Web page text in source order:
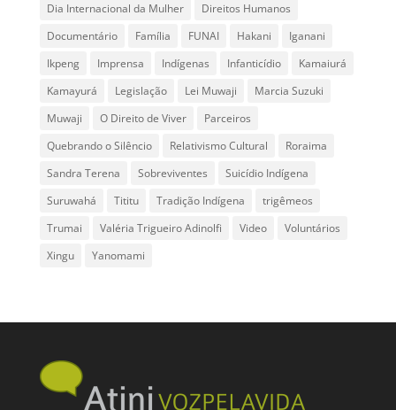
Dia Internacional da Mulher
Direitos Humanos
Documentário
Família FUNAI Hakani
Iganani
Ikpeng
Imprensa Indígenas Infanticídio
Kamaiurá
Kamayurá
Legislação Lei Muwaji
Marcia Suzuki
Muwaji
O Direito de Viver
Parceiros
Quebrando o Silêncio
Relativismo Cultural
Roraima
Sandra Terena
Sobreviventes
Suicídio Indígena
Suruwahá
Tititu Tradição Indígena
trigêmeos
Trumai
Valéria Trigueiro Adinolfi Video
Voluntários
Xingu
Yanomami